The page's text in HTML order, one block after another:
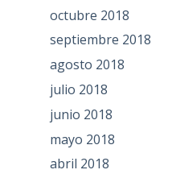
octubre 2018
septiembre 2018
agosto 2018
julio 2018
junio 2018
mayo 2018
abril 2018